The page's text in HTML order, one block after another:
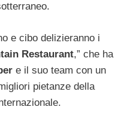
e cibo delizieranno i
Restaurant,” che ha
e il suo team con un
pietanze della